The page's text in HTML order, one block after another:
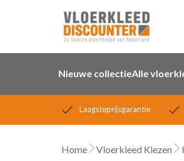
Nieuwe collectieAlle
Laagsteprijsgarantie
Home Vloerkleed Kiezen